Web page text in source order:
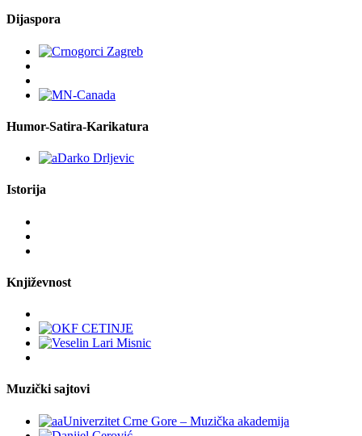
Dijaspora
Humor-Satira-Karikatura
Istorija
Književnost
Muzički sajtovi